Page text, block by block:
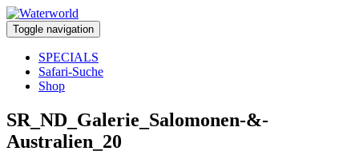
Toggle navigation
SPECIALS
Safari-Suche
Shop
SR_ND_Galerie_Salomonen-&-
Australien_20